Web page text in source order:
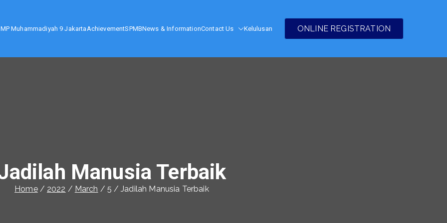
Muhammadiyah 9 Jakarta AchievementSPMBNews & InformationContact Us Kelulusan ONLINE REGISTRATION
Manusia Terbaik
Home 2022 March 5 Jadilah Manusia Terbaik